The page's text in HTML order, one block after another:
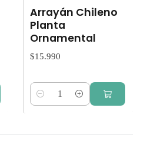
Arrayán Chileno
Planta
Ornamental
$15.990
Cantidad